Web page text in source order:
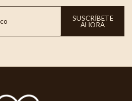
SUSCRÍBETE
AHORA